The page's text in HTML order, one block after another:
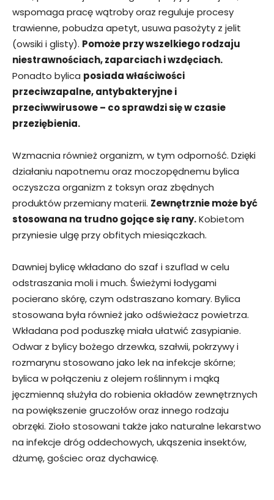
wspomaga pracę wątroby oraz reguluje procesy
trawienne, pobudza apetyt, usuwa pasożyty z jelit
(owsiki i glisty). Pomoże przy wszelkiego rodzaju
niestrawnościach, zaparciach i wzdęciach.
Ponadto bylica posiada właściwości
przeciwzapalne, antybakteryjne i
przeciwwirusowe – co sprawdzi się w czasie
przeziębienia.
Wzmacnia również organizm, w tym odporność. Dzięki
działaniu napotnemu oraz moczopędnemu bylica
oczyszcza organizm z toksyn oraz zbędnych
produktów przemiany materii. Zewnętrznie może być
stosowana na trudno gojące się rany.Kobietom
przyniesie ulgę przy obfitych miesiączkach.
Dawniej bylicę wkładano do szaf i szuflad w celu
odstraszania moli i much. Świeżymi łodygami
pocierano skórę, czym odstraszano komary. Bylica
stosowana była również jako odświeżacz powietrza.
Wkładana pod poduszkę miała ułatwić zasypianie.
Odwar z bylicy bożego drzewka, szałwii, pokrzywy i
rozmarynu stosowano jako lek na infekcje skórne;
bylica w połączeniu z olejem roślinnym i mąką
jęczmienną służyła do robienia okładów zewnętrznych
na powiększenie gruczołów oraz innego rodzaju
obrzęki. Zioło stosowani także jako naturalne lekarstwo
na infekcje dróg oddechowych, ukąszenia insektów,
dżumę, gościec oraz dychawicę.